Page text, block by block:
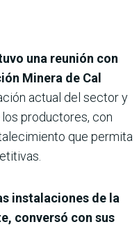
una reunión con
Minera de Cal
actual del sector y
productores, con
que permita
instalaciones de la
conversó con sus